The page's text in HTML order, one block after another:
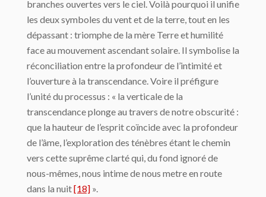
branches ouvertes vers le ciel. Voilà pourquoi il unifie
les deux symboles du vent et de la terre, tout en les
dépassant : triomphe de la mère Terre et humilité
face au mouvement ascendant solaire. Il symbolise la
réconciliation entre la profondeur de l’intimité et
l’ouverture à la transcendance. Voire il préfigure
l’unité du processus : « la verticale de la
transcendance plonge au travers de notre obscurité :
que la hauteur de l’esprit coïncide avec la profondeur
de l’âme, l’exploration des ténèbres étant le chemin
vers cette suprême clarté qui, du fond ignoré de
nous-mêmes, nous intime de nous metre en route
dans la nuit[18] ».